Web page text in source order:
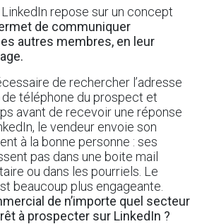
repose sur un concept
de communiquer
autres membres, en leur
de rechercher l’adresse
téléphone du prospect et
avant de recevoir une réponse
le vendeur envoie son
à la bonne personne : ses
pas dans une boite mail
ou dans les pourriels. Le
beaucoup plus engageante.
de n’importe quel secteur
à prospecter sur LinkedIn ?